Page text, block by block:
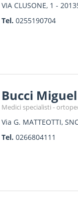
VIA CLUSONE, 1 -
Tel. 0255190704
Bucci Miguel
Medici specialisti -
Via G. MATTEOTTI,
Tel. 0266804111